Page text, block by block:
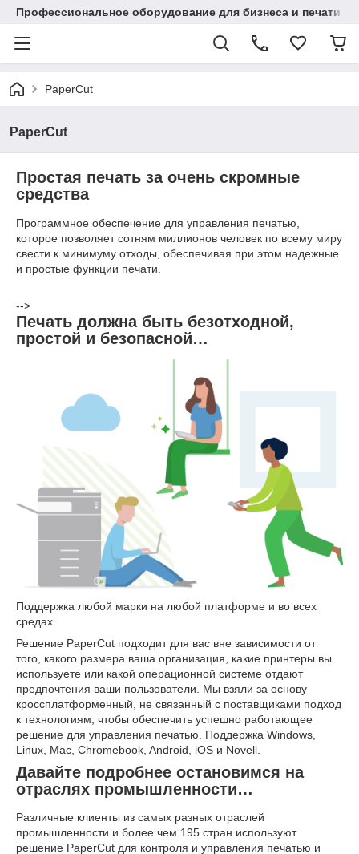
Профессиональное оборудование для бизнеса и печати в
PaperCut
PaperCut
Простая печать за очень скромные
средства
Программное обеспечение для управления печатью,
которое позволяет сотням миллионов человек по всему миру
свести к минимуму отходы, обеспечивая при этом надежные
и простые функции печати.
-->
Печать должна быть безотходной,
простой и безопасной…
Поддержка любой марки на любой платформе и во всех
средах
Решение PaperCut подходит для вас вне зависимости от
того, какого размера ваша организация, какие принтеры вы
используете или какой операционной системе отдают
предпочтения ваши пользователи. Мы взяли за основу
кроссплатформенный, не связанный с поставщиками подход
к технологиям, чтобы обеспечить успешно работающее
решение для управления печатью. Поддержка Windows,
Linux, Mac, Chromebook, Android, iOS и Novell.
Давайте подробнее остановимся на
отраслях промышленности…
Различные клиенты из самых разных отраслей
промышленности и более чем 195 стран используют
решение PaperCut для контроля и управления печатью и